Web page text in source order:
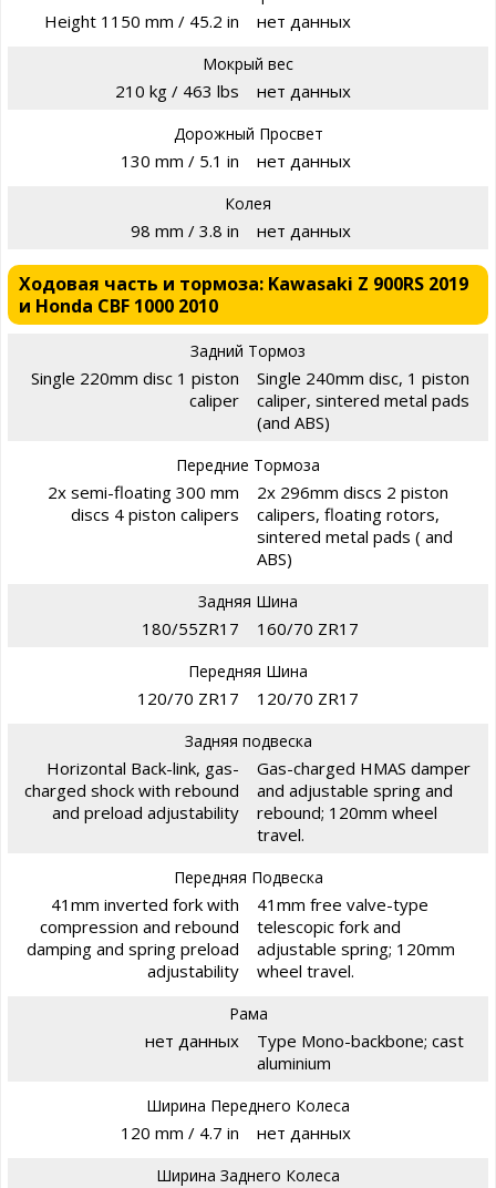
Height 1150 mm / 45.2 in нет данных
Мокрый вес
210 kg / 463 lbs нет данных
Дорожный Просвет
130 mm / 5.1 in нет данных
Колея
98 mm / 3.8 in нет данных
Ходовая часть и тормоза: Kawasaki Z 900RS 2019
и Honda CBF 1000 2010
Задний Тормоз
Single 220mm disc 1 piston
caliper
Single 240mm disc, 1 piston
caliper, sintered metal pads
(and ABS)
Передние Тормоза
2x semi-floating 300 mm
discs 4 piston calipers
2x 296mm discs 2 piston
calipers, floating rotors,
sintered metal pads ( and
ABS)
Задняя Шина
180/55ZR17 160/70 ZR17
Передняя Шина
120/70 ZR17 120/70 ZR17
Задняя подвеска
Horizontal Back-link, gas-
charged shock with rebound
and preload adjustability
Gas-charged HMAS damper
and adjustable spring and
rebound; 120mm wheel
travel.
Передняя Подвеска
41mm inverted fork with
compression and rebound
damping and spring preload
adjustability
41mm free valve-type
telescopic fork and
adjustable spring; 120mm
wheel travel.
Рама
нет данных
Type Mono-backbone; cast
aluminium
Ширина Переднего Колеса
120 mm / 4.7 in нет данных
Ширина Заднего Колеса